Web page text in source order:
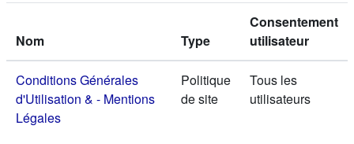
Nom Type
Consentement
utilisateur
Conditions Générales
d'Utilisation & - Mentions
Légales
Politique
de site
Tous les
utilisateurs